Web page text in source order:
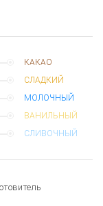
КАКАО
СЛАДКИЙ
МОЛОЧНЫЙ
ВАНИЛЬНЫЙ
СЛИВОЧНЫЙ